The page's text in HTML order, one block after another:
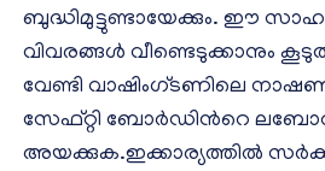
ബുദ്ധിമുട്ടുണ്ടായേക്കും. ഈ
വിവരങ്ങൾ വീണ്ടെടുക്കാനും
വേണ്ടി വാഷിംഗ്ടണിലെ
സേഫ്റ്റി ബോർഡിൻറെ
അയക്കുക.ഇക്കാര്യത്തിൽ